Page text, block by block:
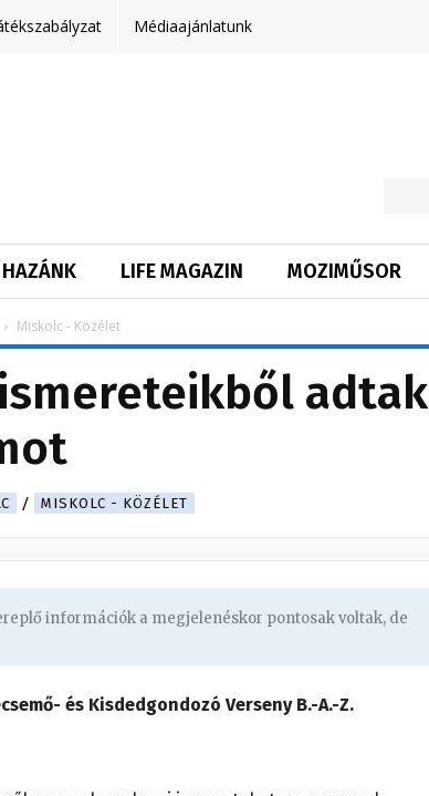
Médiaajánlatunk
HAZÁNK LIFE MAGAZIN MOZIMŰSOR
Miskolc - Közélet
adtak
MISKOLC - KÖZÉLET
információk a megjelenéskor pontosak voltak, de
és Kisdedgondozó Verseny B.-A.-Z.